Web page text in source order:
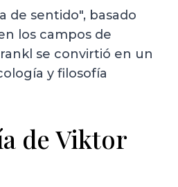
de sentido", basado
los campos de
se convirtió en un
y filosofía
de Viktor